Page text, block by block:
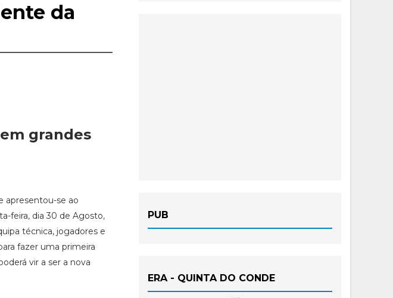
da
grandes
apresentou-se ao
feira, dia 30 de Agosto,
técnica, jogadores e
fazer uma primeira
vir a ser a nova
PUB
ERA - QUINTA DO CONDE